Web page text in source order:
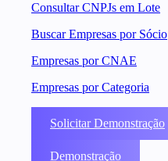
Consultar CNPJs em Lote
Buscar Empresas por Sócio
Empresas por CNAE
Empresas por Categoria
Solicitar Demonstração
Demonstração